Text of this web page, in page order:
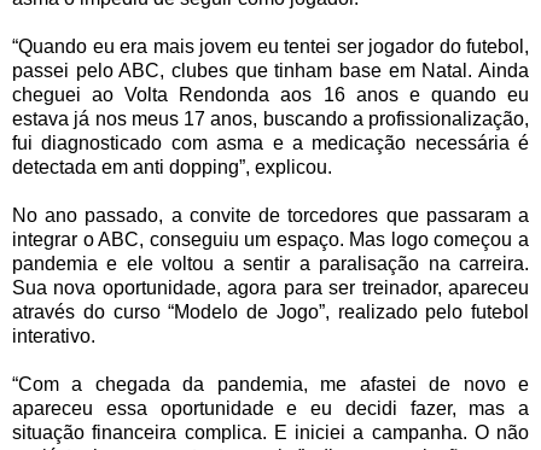
“Quando eu era mais jovem eu tentei ser jogador do futebol,
passei pelo ABC, clubes que tinham base em Natal. Ainda
cheguei ao Volta Rendonda aos 16 anos e quando eu
estava já nos meus 17 anos, buscando a profissionalização,
fui diagnosticado com asma e a medicação necessária é
detectada em anti dopping”, explicou.
No ano passado, a convite de torcedores que passaram a
integrar o ABC, conseguiu um espaço. Mas logo começou a
pandemia e ele voltou a sentir a paralisação na carreira.
Sua nova oportunidade, agora para ser treinador, apareceu
através do curso “Modelo de Jogo”, realizado pelo futebol
interativo.
“Com a chegada da pandemia, me afastei de novo e
apareceu essa oportunidade e eu decidi fazer, mas a
situação financeira complica. E iniciei a campanha. O não